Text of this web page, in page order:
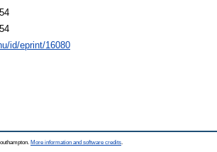
id/eprint/16080
More information and software credits